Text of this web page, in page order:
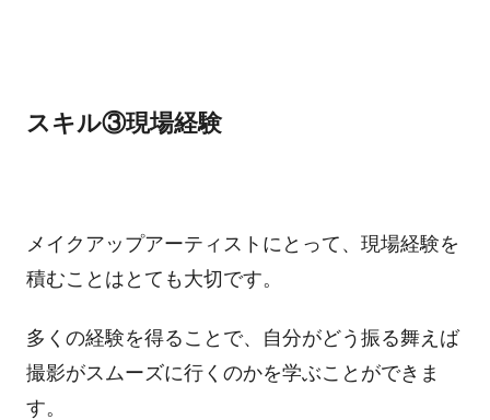
スキル③現場経験
メイクアップアーティストにとって、現場経験を
積むことはとても大切です。
多くの経験を得ることで、自分がどう振る舞えば
撮影がスムーズに行くのかを学ぶことができま
す。